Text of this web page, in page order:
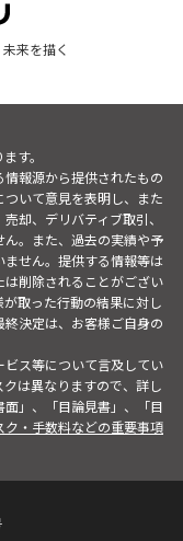
来を描く
す。
報源から提供されたもの
いて意見を表明し、また
却、デリバティブ取引、
。また、過去の実績や予
せん。提供する情報等は
削除されることがござい
取った行動の結果に対し
決定は、お客様ご自身の
ス等について言及してい
は異なりますので、詳し
」、「目論見書」、「目
ク・手数料などの重要事項